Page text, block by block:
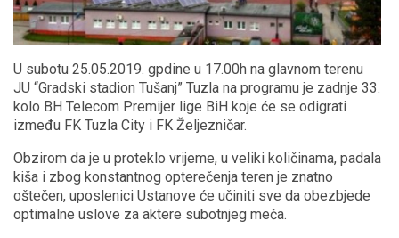
U subotu 25.05.2019. gpdine u 17.00h na glavnom terenu
JU “Gradski stadion Tušanj” Tuzla na programu je zadnje 33.
kolo BH Telecom Premijer lige BiH koje će se odigrati
između FK Tuzla City i FK Željezničar.
Obzirom da je u proteklo vrijeme, u veliki količinama, padala
kiša i zbog konstantnog opterečenja teren je znatno
oštečen, uposlenici Ustanove će učiniti sve da obezbjede
optimalne uslove za aktere subotnjeg meča.